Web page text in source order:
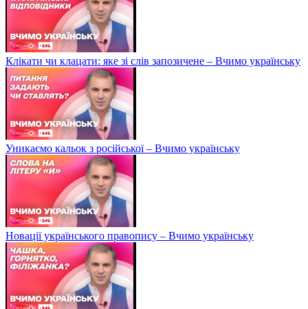
Клікати чи клацати: яке зі слів запозичене – Вчимо українську
Уникаємо кальок з російської – Вчимо українську
Новації українського правопису – Вчимо українську